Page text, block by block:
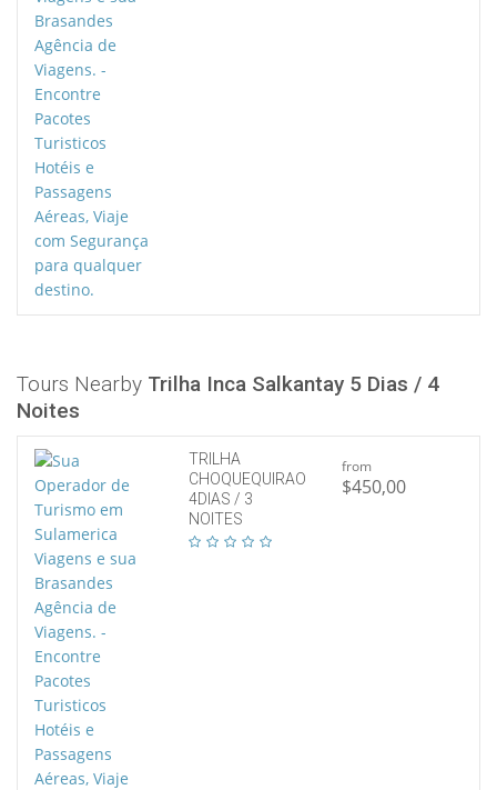
Tours Nearby Trilha Inca Salkantay 5 Dias / 4
Noites
TRILHA
CHOQUEQUIRAO
4DIAS / 3
NOITES
from
$450,00